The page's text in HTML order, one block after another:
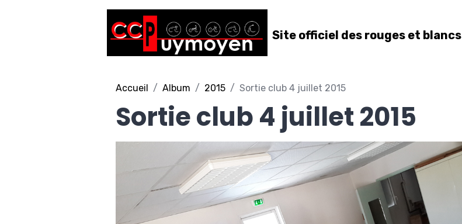
Site officiel des rouges et blancs
Accueil Album 2015 Sortie club 4 juillet 2015
Sortie club 4 juillet 2015